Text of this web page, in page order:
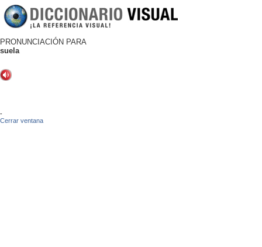
PRONUNCIACIÓN PARA
suela
-
Cerrar ventana